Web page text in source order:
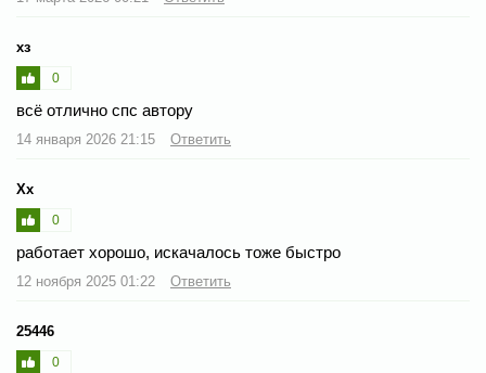
хз
0
всё отлично спс автору
14 января 2026 21:15 Ответить
Хх
0
работает хорошо, искачалось тоже быстро
12 ноября 2025 01:22 Ответить
25446
0